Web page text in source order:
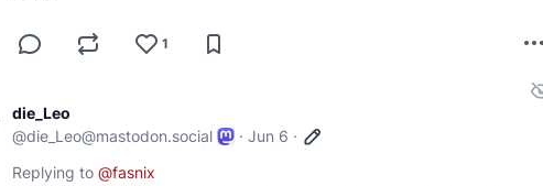
1
die_Leo
@die_Leo@mastodon.social · Jun 6 ·
Replying to @fasnix